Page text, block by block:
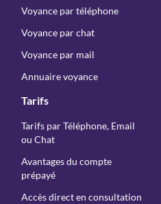
Voyance par téléphone
Voyance par chat
Voyance par mail
Annuaire voyance
Tarifs
Tarifs par Téléphone, Email
ou Chat
Avantages du compte
prépayé
Accès direct en consultation